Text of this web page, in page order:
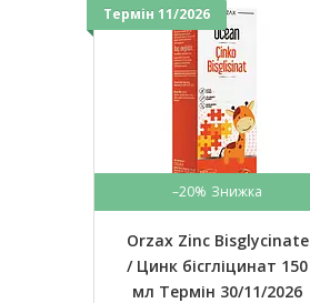
Термін 11/2026
–20%
Orzax Zinc Bisglycinate
/ Цинк бісгліцинат 150
мл Термін 30/11/2026